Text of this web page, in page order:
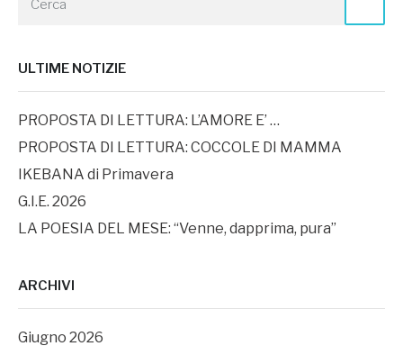
ULTIME NOTIZIE
PROPOSTA DI LETTURA: L’AMORE E’ …
PROPOSTA DI LETTURA: COCCOLE DI MAMMA
IKEBANA di Primavera
G.I.E. 2026
LA POESIA DEL MESE: “Venne, dapprima, pura”
ARCHIVI
Giugno 2026